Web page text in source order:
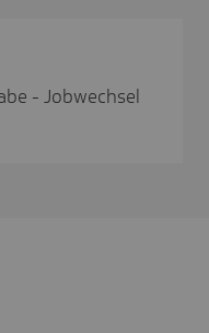
- Jobwechsel